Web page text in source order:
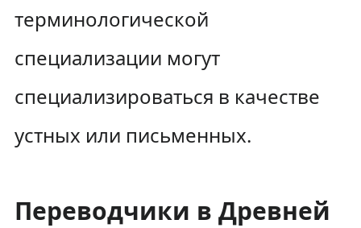
терминологической
специализации могут
специализироваться в качестве
устных или письменных.
Переводчики в Древней